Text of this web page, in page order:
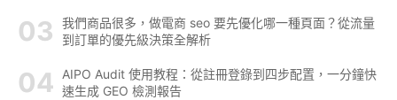
我們商品很多，做電商 seo 要先優化哪一種頁面？從流量
到訂單的優先級決策全解析
AIPO Audit 使用教程：從註冊登錄到四步配置，一分鐘快
速生成 GEO 檢測報告